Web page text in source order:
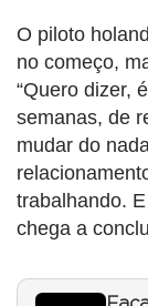
O piloto
no começo,
“Quero dizer,
semanas, de
mudar do
trabalhando.
chega a